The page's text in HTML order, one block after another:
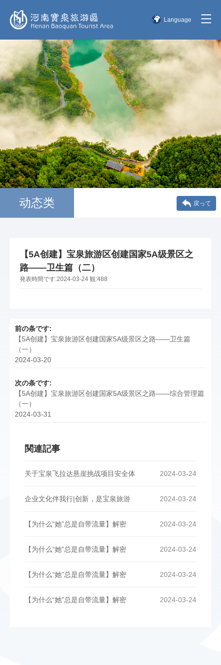
Language
English
한국어
日本語
动态类 戻って
【5A创建】宝泉旅游区创建国家5A级景区之
路——卫生篇（二）
発表時間です:2024-03-24 観:488
前の条です:
【5A创建】宝泉旅游区创建国家5A级景区之路——卫生篇
（一）
2024-03-20
次の条です:
【5A创建】宝泉旅游区创建国家5A级景区之路——综合管理篇
（一）
2024-03-31
関連記事
2024-03-24
关于宝泉飞拉达悬崖挑战项目安全体
2024-03-24
企业文化伴我行|创新，是宝泉旅游
2024-03-24
【为什么“她”总是自带流量】解密
2024-03-24
【为什么“她”总是自带流量】解密
2024-03-24
【为什么“她”总是自带流量】解密
2024-03-24
【为什么“她”总是自带流量】解密